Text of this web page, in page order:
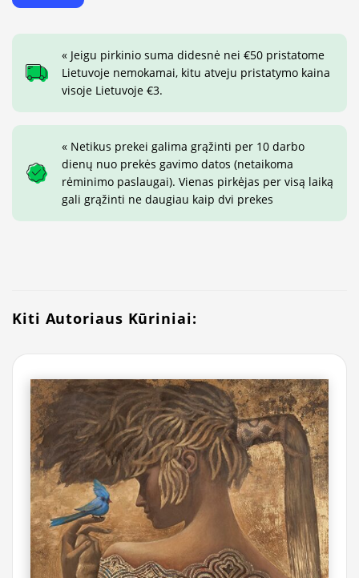
« Jeigu pirkinio suma didesnė nei €50 pristatome
Lietuvoje nemokamai, kitu atveju pristatymo kaina
visoje Lietuvoje €3.
« Netikus prekei galima grąžinti per 10 darbo
dienų nuo prekės gavimo datos (netaikoma
rėminimo paslaugai). Vienas pirkėjas per visą laiką
gali grąžinti ne daugiau kaip dvi prekes
Kiti Autoriaus Kūriniai: